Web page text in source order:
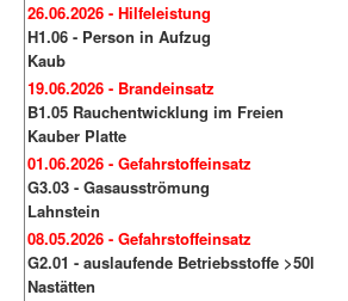
26.06.2026 - Hilfeleistung
H1.06 - Person in Aufzug
Kaub
19.06.2026 - Brandeinsatz
B1.05 Rauchentwicklung im Freien
Kauber Platte
01.06.2026 - Gefahrstoffeinsatz
G3.03 - Gasausströmung
Lahnstein
08.05.2026 - Gefahrstoffeinsatz
G2.01 - auslaufende Betriebsstoffe >50l
Nastätten